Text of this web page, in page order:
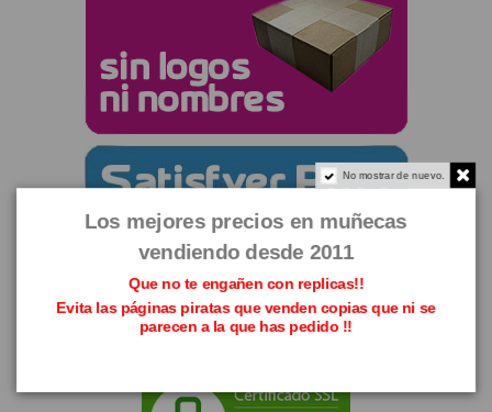
No mostrar de nuevo.
Los mejores precios en muñecas
vendiendo desde 2011
Que no te engañen con replicas!!
Evita las páginas piratas que venden copias que ni se
parecen a la que has pedido !!